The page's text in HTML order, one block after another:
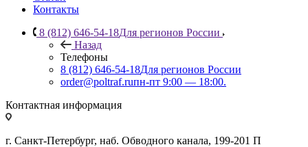
Контакты
8 (812) 646-54-18Для регионов России
Назад
Телефоны
8 (812) 646-54-18Для регионов России
order@poltraf.ruпн-пт 9:00 — 18:00.
Контактная информация
г. Санкт-Петербург, наб. Обводного канала, 199-201 П